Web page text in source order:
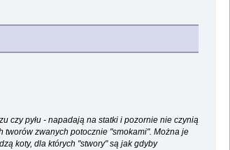
czy pyłu - napadają na statki i pozornie nie czynią
zwanych potocznie "smokami". Można je
koty, dla których "stwory" są jak gdyby